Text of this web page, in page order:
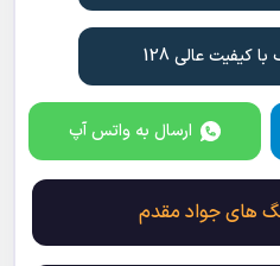
کیفیت عالی 128
ارسال به واتس آپ
مقدم